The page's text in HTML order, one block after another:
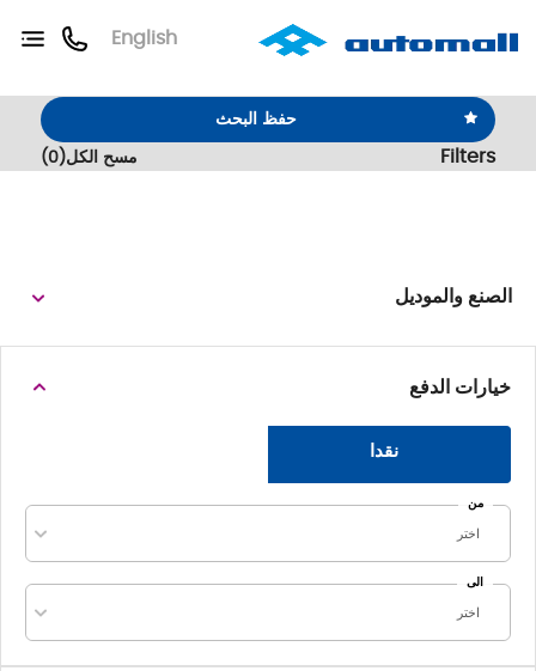
English
حفظ البحث
Filters مسح الكل(
0
)
الصنع والموديل
خيارات الدفع
نقدا
من
اختر
الى
اختر